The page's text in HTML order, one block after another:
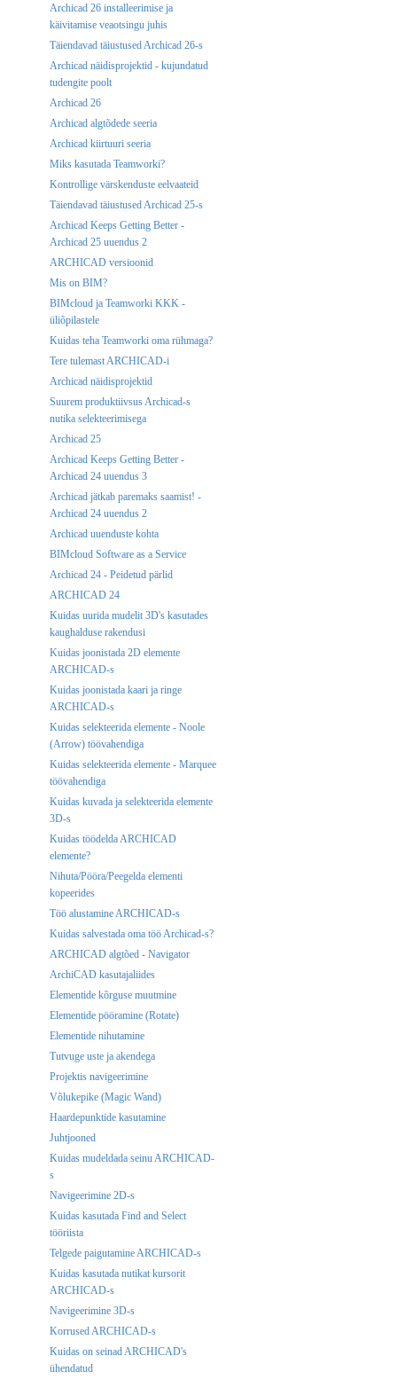
Archicad 26 installeerimise ja
käivitamise veaotsingu juhis
Täiendavad täiustused Archicad 26-s
Archicad näidisprojektid - kujundatud
tudengite poolt
Archicad 26
Archicad algtõdede seeria
Archicad kiirtuuri seeria
Miks kasutada Teamworki?
Kontrollige värskenduste eelvaateid
Täiendavad täiustused Archicad 25-s
Archicad Keeps Getting Better -
Archicad 25 uuendus 2
ARCHICAD versioonid
Mis on BIM?
BIMcloud ja Teamworki KKK -
üliõpilastele
Kuidas teha Teamworki oma rühmaga?
Tere tulemast ARCHICAD-i
Archicad näidisprojektid
Suurem produktiivsus Archicad-s
nutika selekteerimisega
Archicad 25
Archicad Keeps Getting Better -
Archicad 24 uuendus 3
Archicad jätkab paremaks saamist! -
Archicad 24 uuendus 2
Archicad uuenduste kohta
BIMcloud Software as a Service
Archicad 24 - Peidetud pärlid
ARCHICAD 24
Kuidas uurida mudelit 3D's kasutades
kaughalduse rakendusi
Kuidas joonistada 2D elemente
ARCHICAD-s
Kuidas joonistada kaari ja ringe
ARCHICAD-s
Kuidas selekteerida elemente - Noole
(Arrow) töövahendiga
Kuidas selekteerida elemente - Marquee
töövahendiga
Kuidas kuvada ja selekteerida elemente
3D-s
Kuidas töödelda ARCHICAD
elemente?
Nihuta/Pööra/Peegelda elementi
kopeerides
Töö alustamine ARCHICAD-s
Kuidas salvestada oma töö Archicad-s?
ARCHICAD algtõed - Navigator
ArchiCAD kasutajaliides
Elementide kõrguse muutmine
Elementide pööramine (Rotate)
Elementide nihutamine
Tutvuge uste ja akendega
Projektis navigeerimine
Võlukepike (Magic Wand)
Haardepunktide kasutamine
Juhtjooned
Kuidas mudeldada seinu ARCHICAD-
s
Navigeerimine 2D-s
Kuidas kasutada Find and Select
tööriista
Telgede paigutamine ARCHICAD-s
Kuidas kasutada nutikat kursorit
ARCHICAD-s
Navigeerimine 3D-s
Korrused ARCHICAD-s
Kuidas on seinad ARCHICAD's
ühendatud